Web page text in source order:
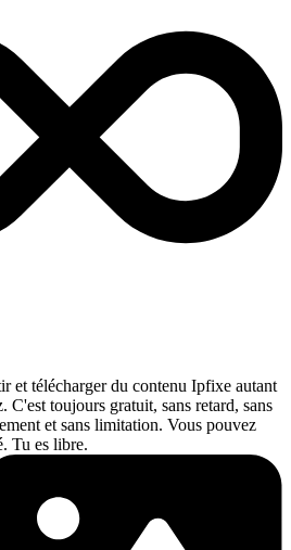
et télécharger du contenu Ipfixe autant
C'est toujours gratuit, sans retard, sans
et sans limitation. Vous pouvez
Tu es libre.